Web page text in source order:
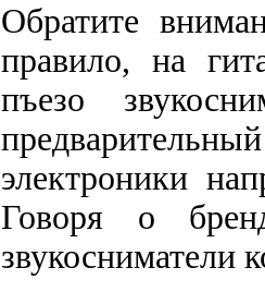
Обратите
правило, на
пъезо
электроники
Говоря о
звукосниматели